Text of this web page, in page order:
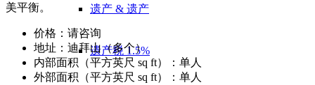
遗产 & 遗产
遗产税 1.5%
美平衡。
价格：请咨询
地址：迪拜山（多个）
内部面积（平方英尺 sq ft）：单人
外部面积（平方英尺 sq ft）：单人